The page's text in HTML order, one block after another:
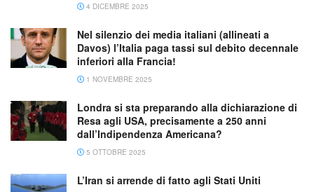
4 DICEMBRE 2025
Nel silenzio dei media italiani (allineati a
Davos) l’Italia paga tassi sul debito decennale
inferiori alla Francia!
1 NOVEMBRE 2025
Londra si sta preparando alla dichiarazione di
Resa agli USA, precisamente a 250 anni
dall’Indipendenza Americana?
5 OTTOBRE 2025
L’Iran si arrende di fatto agli Stati Uniti